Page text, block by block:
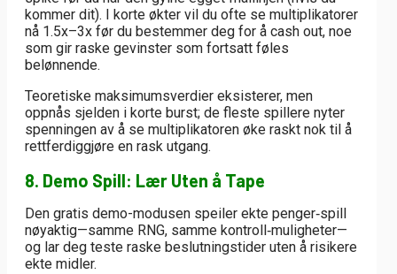
kommer dit). I korte økter vil du ofte se multiplikatorer
nå 1.5x–3x før du bestemmer deg for å cash out, noe
som gir raske gevinster som fortsatt føles
belønnende.
Teoretiske maksimumsverdier eksisterer, men
oppnås sjelden i korte burst; de fleste spillere nyter
spenningen av å se multiplikatoren øke raskt nok til å
rettferdiggjøre en rask utgang.
8. Demo Spill: Lær Uten å Tape
Den gratis demo-modusen speiler ekte penger‑spill
nøyaktig—samme RNG, samme kontroll‑muligheter—
og lar deg teste raske beslutningstider uten å risikere
ekte midler.